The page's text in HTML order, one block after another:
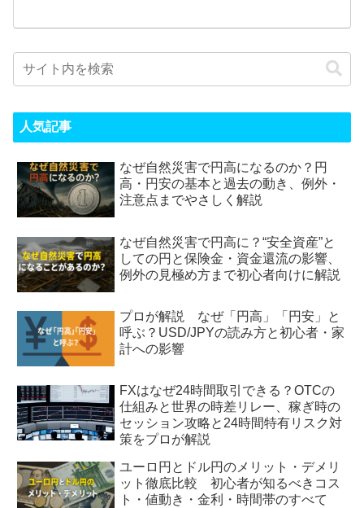
人気記事
なぜ自然災害で円高になるのか？円
高・円安の基本と過去の動き、例外・
注意点までやさしく解説
なぜ自然災害で円高に？“安全資産”と
しての円と保険金・資金還流の影響、
例外の見極め方まで初心者向けに解説
プロが解説 なぜ「円高」「円安」と
呼ぶ？USD/JPYの読み方と初心者・家
計への影響
FXはなぜ24時間取引できる？OTCの
仕組みと世界の時差リレー、稼ぎ時の
セッション攻略と24時間特有リスク対
策をプロが解説
ユーロ円とドル円のメリット・デメリ
ット徹底比較 初心者が知るべきコス
ト・値動き・金利・時間帯のすべて